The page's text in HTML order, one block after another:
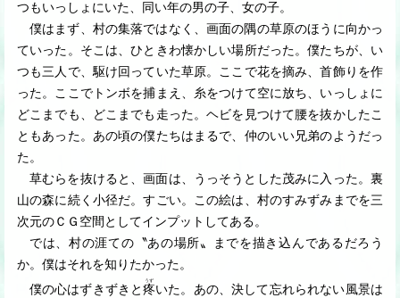
つもいっしょにいた、同い年の男の子、女の子。
僕はまず、村の集落ではなく、画面の隅の草原のほうに向かっ
ていった。そこは、ひときわ懐かしい場所だった。僕たちが、い
つも三人で、駆け回っていた草原。ここで花を摘み、首飾りを作
った。ここでトンボを捕まえ、糸をつけて空に放ち、いっしょに
どこまでも、どこまでも走った。ヘビを見つけて腰を抜かしたこ
ともあった。あの頃の僕たちはまるで、仲のいい兄弟のようだっ
た。
草むらを抜けると、画面は、うっそうとした茂みに入った。裏
山の森に続く小径だ。すごい。この絵は、村のすみずみまでを三
次元のＣＧ空間としてインプットしてある。
では、村の涯ての〝あの場所〟までを描き込んであるだろう
か。僕はそれを知りたかった。
僕の心はずきずきと 疼
うず
いた。あの、決して忘れられない風景は